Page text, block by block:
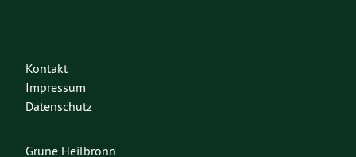
Kontakt
Impressum
Datenschutz
Grüne Heilbronn